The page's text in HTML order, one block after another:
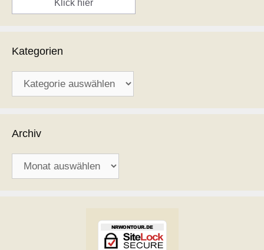
Klick hier
Kategorien
Archiv